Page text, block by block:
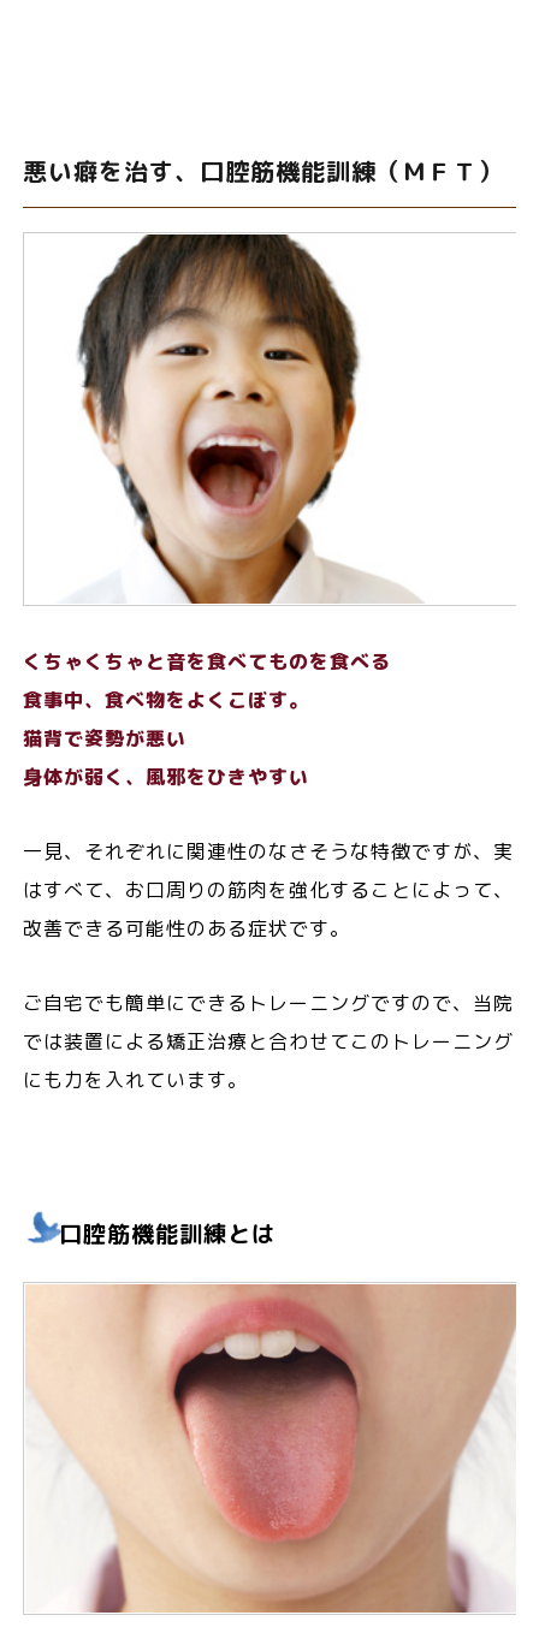
悪い癖を治す、口腔筋機能訓練（ＭＦＴ）
くちゃくちゃと音を食べてものを食べる
食事中、食べ物をよくこぼす。
猫背で姿勢が悪い
身体が弱く、風邪をひきやすい
一見、それぞれに関連性のなさそうな特徴ですが、実
はすべて、お口周りの筋肉を強化することによって、
改善できる可能性のある症状です。
ご自宅でも簡単にできるトレーニングですので、当院
では装置による矯正治療と合わせてこのトレーニング
にも力を入れています。
口腔筋機能訓練とは